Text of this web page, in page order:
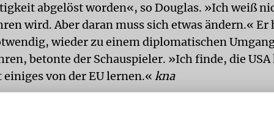
abgelöst worden«, so Douglas. »Ich weiß
wird. Aber daran muss sich etwas ändern.« Er
wieder zu einem diplomatischen
betonte der Schauspieler. »Ich finde, die
von der EU lernen.« kna